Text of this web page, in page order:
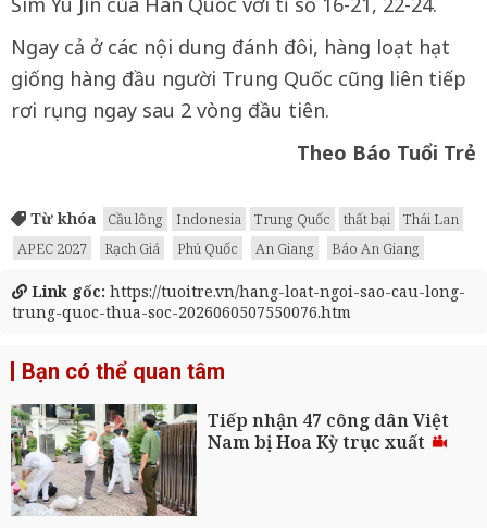
Ngay cả ở các nội dung đánh đôi, hàng loạt hạt
giống hàng đầu người Trung Quốc cũng liên tiếp
rơi rụng ngay sau 2 vòng đầu tiên.
Theo Báo Tuổi Trẻ
Từ khóa Cầu lông Indonesia Trung Quốc thất bại
Thái Lan
APEC 2027
Rạch Giá Phú Quốc An Giang Báo An Giang
Link gốc: https://tuoitre.vn/hang-loat-ngoi-sao-cau-long-
trung-quoc-thua-soc-2026060507550076.htm
Bạn có thể quan tâm
Tiếp nhận 47 công dân Việt
Nam bị Hoa Kỳ trục xuất